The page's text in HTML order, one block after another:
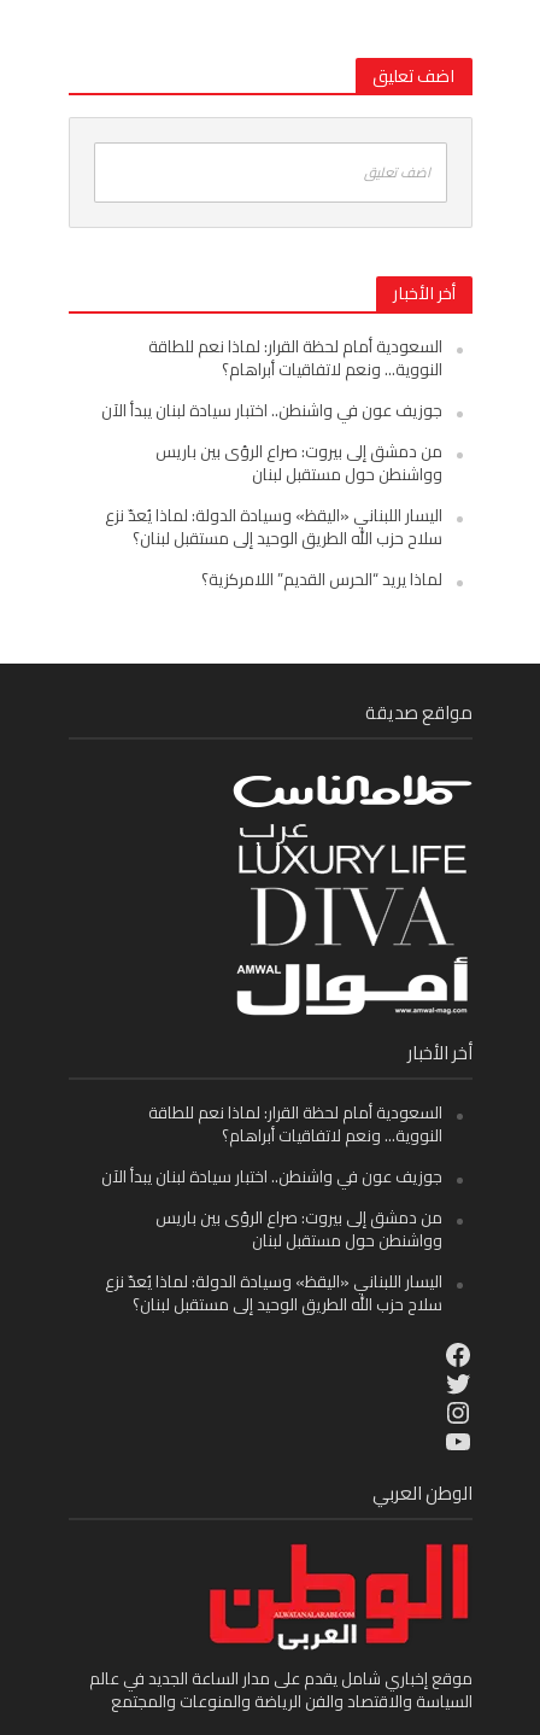
اضف تعليق
اضف تعليق
أخر الأخبار
السعودية أمام لحظة القرار: لماذا نعم للطاقة
النووية… ونعم لاتفاقيات أبراهام؟
جوزيف عون في واشنطن.. اختبار سيادة لبنان يبدأ الآن
من دمشق إلى بيروت: صراع الرؤى بين باريس
وواشنطن حول مستقبل لبنان
اليسار اللبناني «اليقظ» وسيادة الدولة: لماذا يُعدّ نزع
سلاح حزب الله الطريق الوحيد إلى مستقبل لبنان؟
لماذا يريد “الحرس القديم” اللامركزية؟
مواقع صديقة
أخر الأخبار
السعودية أمام لحظة القرار: لماذا نعم للطاقة
النووية… ونعم لاتفاقيات أبراهام؟
جوزيف عون في واشنطن.. اختبار سيادة لبنان يبدأ الآن
من دمشق إلى بيروت: صراع الرؤى بين باريس
وواشنطن حول مستقبل لبنان
اليسار اللبناني «اليقظ» وسيادة الدولة: لماذا يُعدّ نزع
سلاح حزب الله الطريق الوحيد إلى مستقبل لبنان؟
Facebook
Twitter
Instagram
YouTube
الوطن العربي
موقع إخباري شامل يقدم على مدار الساعة الجديد في عالم
السياسة والاقتصاد والفن الرياضة والمنوعات والمجتمع